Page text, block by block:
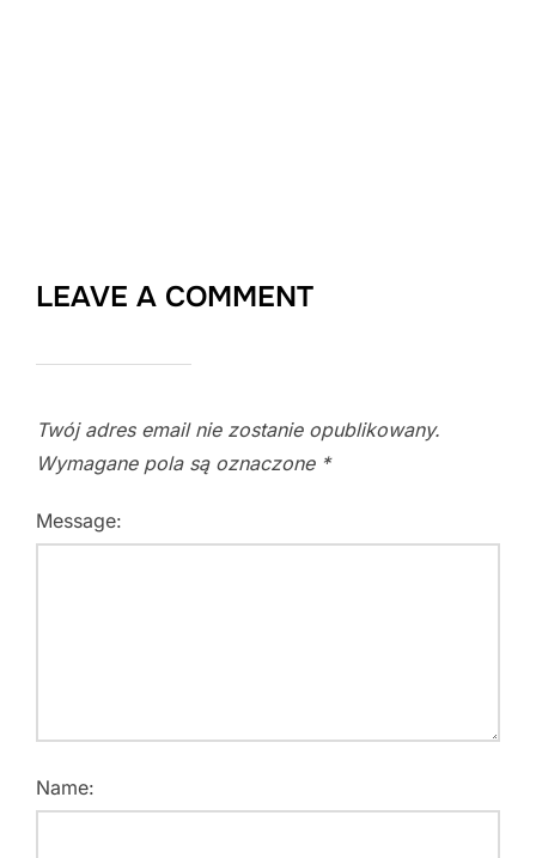
LEAVE A COMMENT
Twój adres email nie zostanie opublikowany.
Wymagane pola są oznaczone *
Message:
Name: